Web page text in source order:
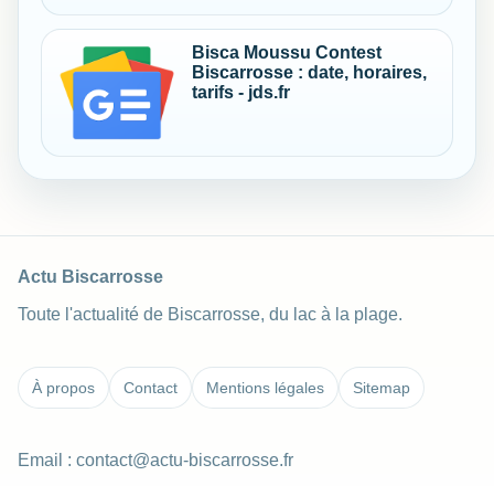
Bisca Moussu Contest
Biscarrosse : date, horaires,
tarifs - jds.fr
Actu Biscarrosse
Toute l'actualité de Biscarrosse, du lac à la plage.
À propos Contact Mentions légales Sitemap
Email : contact@actu-biscarrosse.fr